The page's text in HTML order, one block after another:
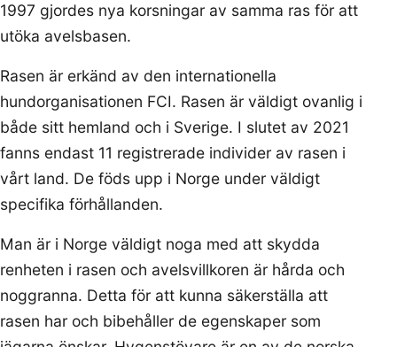
1997 gjordes nya korsningar av samma ras för att
utöka avelsbasen.
Rasen är erkänd av den internationella
hundorganisationen FCI. Rasen är väldigt ovanlig i
både sitt hemland och i Sverige. I slutet av 2021
fanns endast 11 registrerade individer av rasen i
vårt land. De föds upp i Norge under väldigt
specifika förhållanden.
Man är i Norge väldigt noga med att skydda
renheten i rasen och avelsvillkoren är hårda och
noggranna. Detta för att kunna säkerställa att
rasen har och bibehåller de egenskaper som